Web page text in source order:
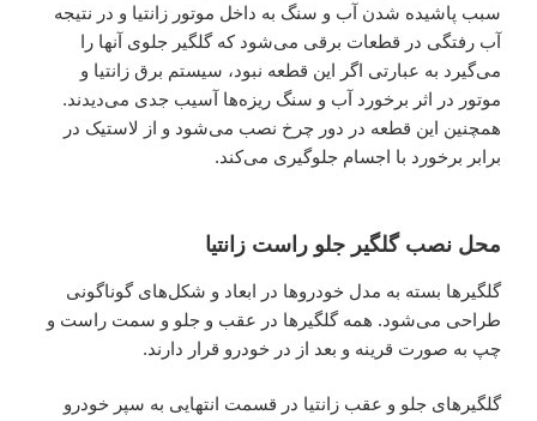
سبب پاشیده شدن آب و سنگ به داخل موتور زانتیا و در نتیجه
آب رفتگی در قطعات برقی می‌شود که گلگیر جلوی آنها را
می‌گیرد به عبارتی اگر این قطعه نبود، سیستم برق زانتیا و
موتور در اثر برخورد آب و سنگ ریزه‌ها آسیب جدی می‌دیدند.
همچنین این قطعه در دور چرخ نصب می‌شود و از لاستیک در
برابر برخورد با اجسام جلوگیری می‌کند.
محل نصب گلگیر جلو راست زانتیا
گلگیرها بسته به مدل خودرو‌ها در ابعاد و شکل‌های گوناگونی
طراحی می‌شود. همه گلگیرها در عقب و جلو و سمت راست و
چپ به صورت قرینه و بعد از در خودرو قرار دارند.
گلگیرهای جلو و عقب زانتیا در قسمت انتهایی به سپر خودرو